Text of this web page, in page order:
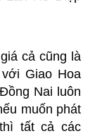
cả cũng là
Giao Hoa
Nai luôn
muốn phát
tất cả các